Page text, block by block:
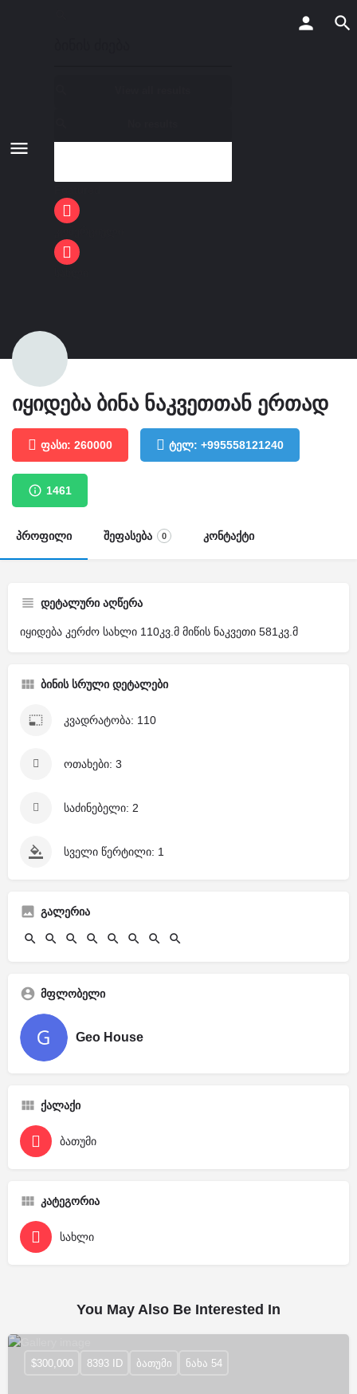
იყიდება ბინა ნაკვეთთან ერთად
ფასი: 260000 ტელ: +995558121240
1461
პროფილი შეფასება 0 კონტაქტი
დეტალური აღწერა
იყიდება კერძო სახლი 110კვ.მ მიწის ნაკვეთი 581კვ.მ
ბინის სრული დეტალები
კვადრატობა: 110
ოთახები: 3
საძინებელი: 2
სველი წერტილი: 1
გალერია
მფლობელი
Geo House
ქალაქი
ბათუმი
კატეგორია
სახლი
You May Also Be Interested In
$300,000 8393 ID ბათუმი ნახა 54